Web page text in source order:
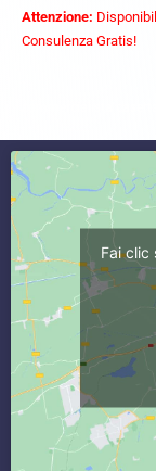
Attenzione:
Consulenza Gratis!
Fai clic